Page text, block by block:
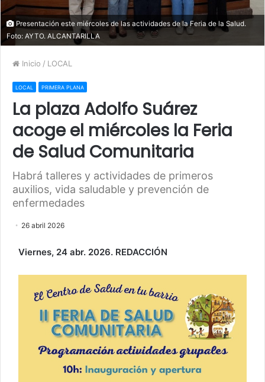
Presentación este miércoles de las actividades de la Feria de la Salud.
Foto: AYTO. ALCANTARILLA
Inicio / LOCAL
LOCAL PRIMERA PLANA
La plaza Adolfo Suárez
acoge el miércoles la Feria
de Salud Comunitaria
Habrá talleres y actividades de primeros
auxilios, vida saludable y prevención de
enfermedades
26 abril 2026
Viernes, 24 abr. 2026. REDACCIÓN